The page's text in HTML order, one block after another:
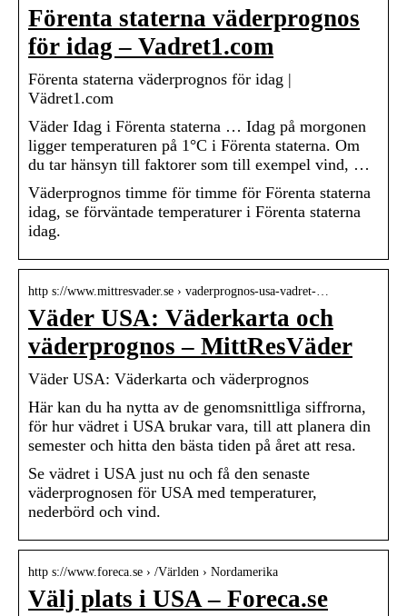
Förenta staterna väderprognos
för idag – Vadret1.com
Förenta staterna väderprognos för idag |
Vädret1.com
Väder Idag i Förenta staterna … Idag på morgonen
ligger temperaturen på 1°C i Förenta staterna. Om
du tar hänsyn till faktorer som till exempel vind, …
Väderprognos timme för timme för Förenta staterna
idag, se förväntade temperaturer i Förenta staterna
idag.
http s://www.mittresvader.se › vaderprognos-usa-vadret-…
Väder USA: Väderkarta och
väderprognos – MittResVäder
Väder USA: Väderkarta och väderprognos
Här kan du ha nytta av de genomsnittliga siffrorna,
för hur vädret i USA brukar vara, till att planera din
semester och hitta den bästa tiden på året att resa.
Se vädret i USA just nu och få den senaste
väderprognosen för USA med temperaturer,
nederbörd och vind.
http s://www.foreca.se › /Världen › Nordamerika
Välj plats i USA – Foreca.se